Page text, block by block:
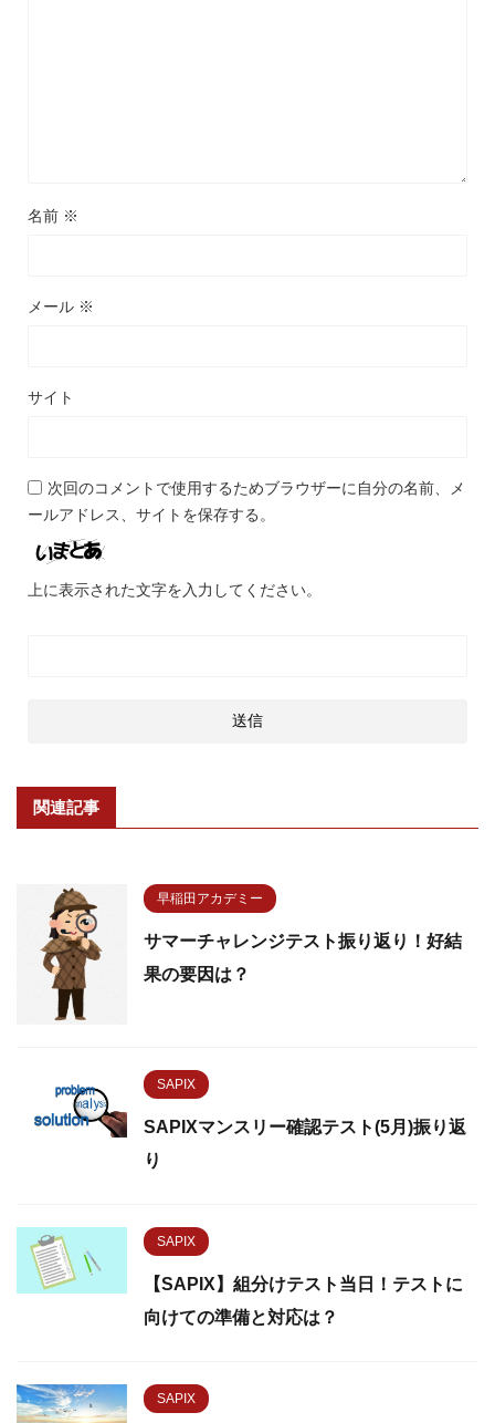
名前 ※
メール ※
サイト
次回のコメントで使用するためブラウザーに自分の名前、メ
ールアドレス、サイトを保存する。
上に表示された文字を入力してください。
関連記事
早稲田アカデミー
サマーチャレンジテスト振り返り！好結
果の要因は？
SAPIX
SAPIXマンスリー確認テスト(5月)振り返
り
SAPIX
【SAPIX】組分けテスト当日！テストに
向けての準備と対応は？
SAPIX